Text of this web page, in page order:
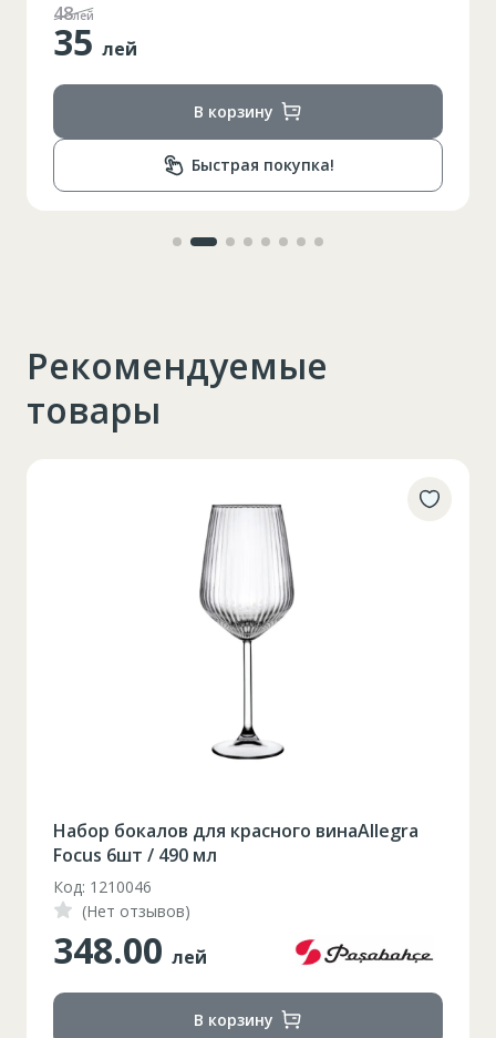
48лей
35 лей
В корзину
Быстрая покупка!
Рекомендуемые
товары
Набор бокалов для красного винаAllegra
Focus 6шт / 490 мл
Код: 1210046
(Нет отзывов)
348.00 лей
В корзину